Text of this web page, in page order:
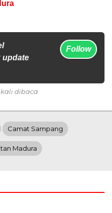
update
Follow
dibaca
Camat Sampang
Madura